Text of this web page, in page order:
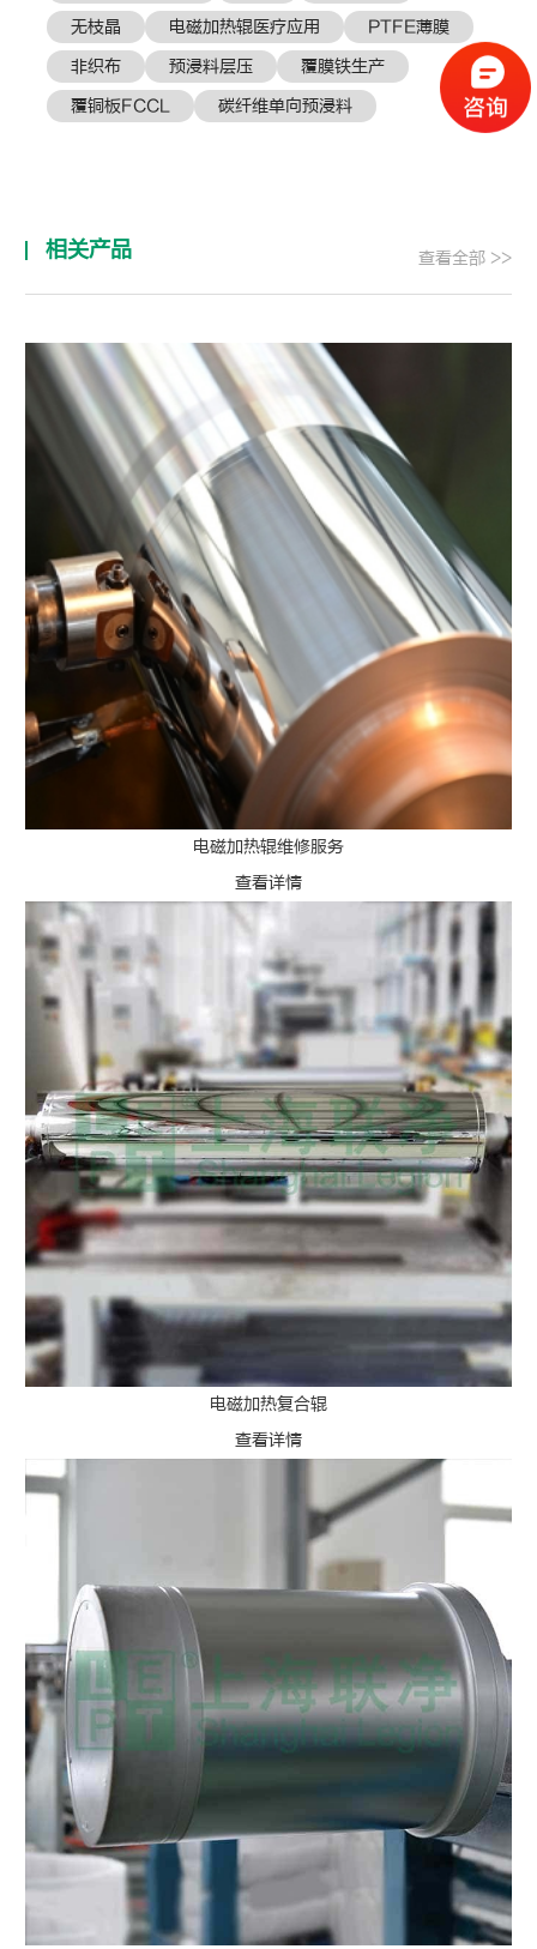
无枝晶 电磁加热辊医疗应用
PTFE薄膜
非织布
预浸料层压
覆膜铁生产
覆铜板FCCL
碳纤维单向预浸料
相关产品 查看全部 >>
电磁加热辊维修服务
查看详情
电磁加热复合辊
查看详情